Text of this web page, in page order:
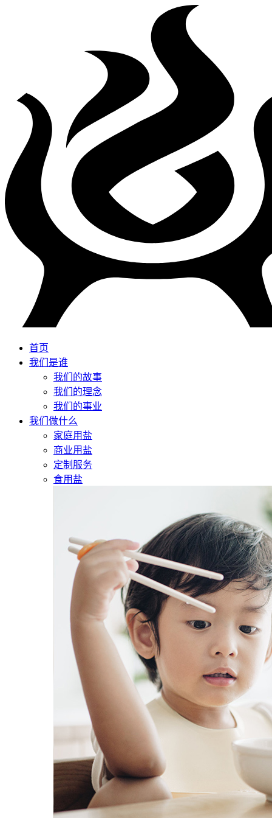
首页
我们是谁
我们的故事
我们的理念
我们的事业
我们做什么
家庭用盐
商业用盐
定制服务
食用盐